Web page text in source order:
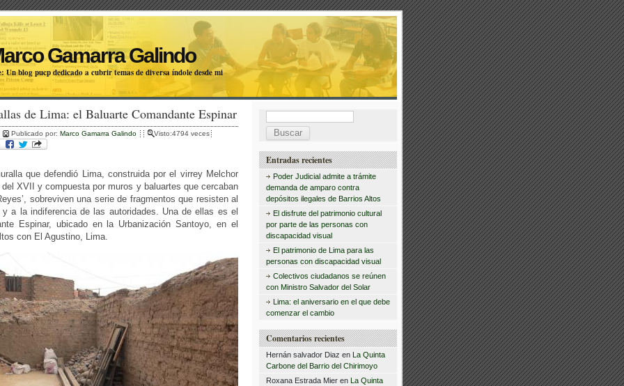
Gamarra Galindo
Un blog pucp dedicado a cubrir temas de diversa índole desde mi
de Lima: el Baluarte Comandante Espinar
Publicado por: Marco Gamarra Galindo Visto:4794 veces
que defendió Lima, construida por el virrey Melchor
XVII y compuesta por muros y baluartes que cercaban
sobreviven una serie de fragmentos que resisten al
a la indiferencia de las autoridades. Una de ellas es el
Espinar, ubicado en la Urbanización Santoyo, en el
con El Agustino, Lima.
B
u
s
c
a
r
:
Entradas recientes
Poder Judicial admite a trámite
demanda de amparo contra
depósitos ilegales de Barrios Altos
El disfrute del patrimonio cultural
por parte de las personas con
discapacidad visual
El patrimonio de Lima para las
personas con discapacidad visual
Colectivos ciudadanos se reúnen
con Ministro Salvador del Solar
Lima: el aniversario en el que debe
comenzar el cambio
Comentarios recientes
Hernán salvador Diaz en La Quinta
Carbone del Barrio del Chirimoyo
Roxana Estrada Mier en La Quinta